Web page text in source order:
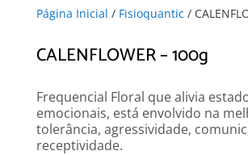
Página Inicial / Fisioquantic /
CALENFLOWER – 100g
Frequencial Floral que alivia
emocionais, está envolvido na
tolerância, agressividade,
receptividade.